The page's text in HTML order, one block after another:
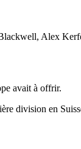
Alex
avait à offrir.
division en